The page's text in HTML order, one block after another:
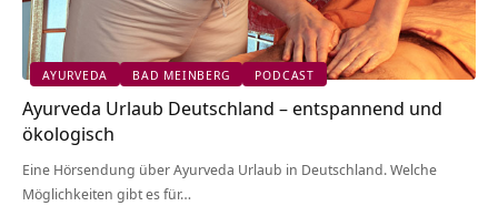
AYURVEDA BAD MEINBERG PODCAST
Ayurveda Urlaub Deutschland – entspannend und
ökologisch
Eine Hörsendung über Ayurveda Urlaub in Deutschland. Welche
Möglichkeiten gibt es für…